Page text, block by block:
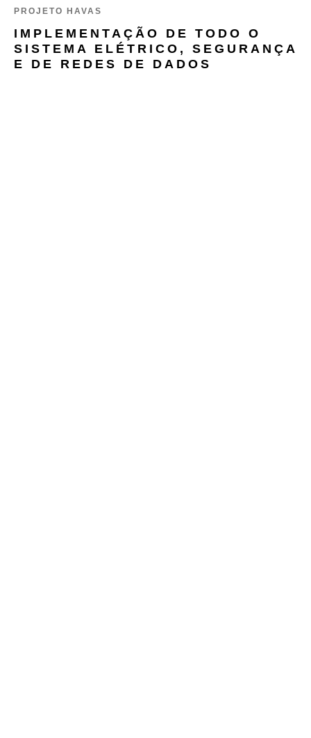
PROJETO HAVAS
IMPLEMENTAÇÃO DE TODO O
SISTEMA ELÉTRICO, SEGURANÇA
E DE REDES DE DADOS